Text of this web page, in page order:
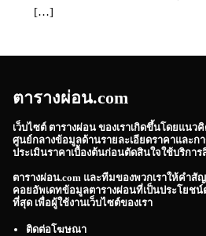
[…]
ตารางผ่อน.com
เว็บไซต์ ตารางผ่อน ของเราเกิดขึ้นโดยแนว
ศูนย์กลางข้อมูลด้านรายละเอียดราคาและก
ประเมินราคาเบื้องต้นก่อนตัดสินใจใช้บริการ
ตารางผ่อน.com และทีมของพวกเราให้คำสั
คอยอัพเดทข้อมูลตารางผ่อนที่เป็นประโยชน์
ที่สุด เพื่อผู้ใช้งานเว็บไซต์ของเรา
ติดต่อโฆษณา